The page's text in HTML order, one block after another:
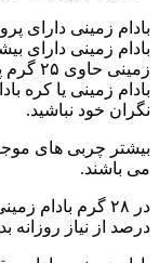
بادام زمینی دارای
بادام زمینی یا کره
نگران خود نباشید.
بیشتر چربی های
می باشند.
درصد از نیاز روزانه